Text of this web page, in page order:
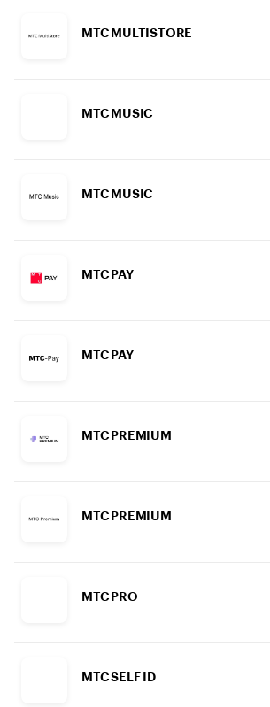
МТС MULTISTORE
МТС MUSIC
МТС MUSIC
МТС PAY
МТС PAY
МТС PREMIUM
МТС PREMIUM
МТС PRO
МТС SELF ID